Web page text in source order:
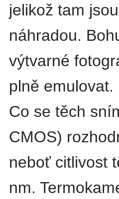
jelikož tam
náhradou.
výtvarné
plně emulovat.
Co se těch
CMOS)
neboť citlivost
nm.